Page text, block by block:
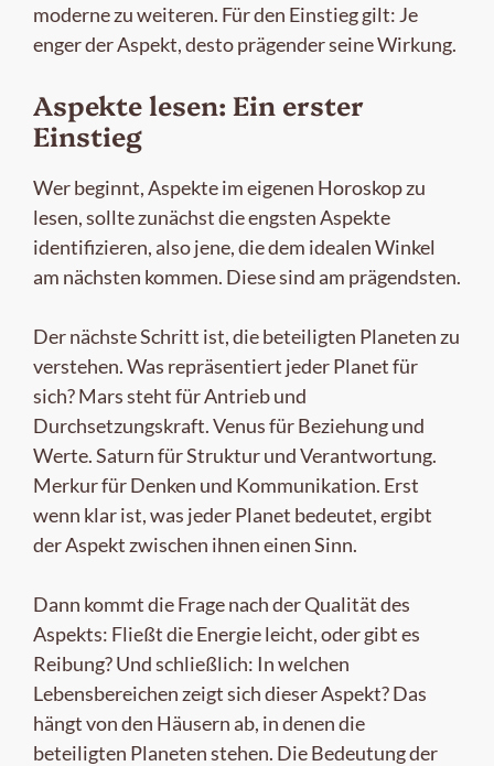
moderne zu weiteren. Für den Einstieg gilt: Je
enger der Aspekt, desto prägender seine Wirkung.
Aspekte lesen: Ein erster
Einstieg
Wer beginnt, Aspekte im eigenen Horoskop zu
lesen, sollte zunächst die engsten Aspekte
identifizieren, also jene, die dem idealen Winkel
am nächsten kommen. Diese sind am prägendsten.
Der nächste Schritt ist, die beteiligten Planeten zu
verstehen. Was repräsentiert jeder Planet für
sich? Mars steht für Antrieb und
Durchsetzungskraft. Venus für Beziehung und
Werte. Saturn für Struktur und Verantwortung.
Merkur für Denken und Kommunikation. Erst
wenn klar ist, was jeder Planet bedeutet, ergibt
der Aspekt zwischen ihnen einen Sinn.
Dann kommt die Frage nach der Qualität des
Aspekts: Fließt die Energie leicht, oder gibt es
Reibung? Und schließlich: In welchen
Lebensbereichen zeigt sich dieser Aspekt? Das
hängt von den Häusern ab, in denen die
beteiligten Planeten stehen. Die Bedeutung der